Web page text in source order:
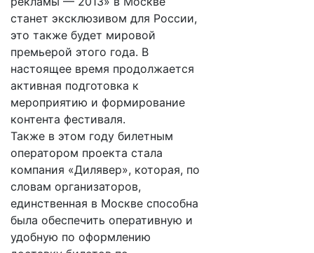
станет эксклюзивом для России,
это также будет мировой
премьерой этого года. В
настоящее время продолжается
активная подготовка к
мероприятию и формирование
контента фестиваля.
Также в этом году билетным
оператором проекта стала
компания «Дилявер», которая, по
словам организаторов,
единственная в Москве способна
была обеспечить оперативную и
удобную по оформлению